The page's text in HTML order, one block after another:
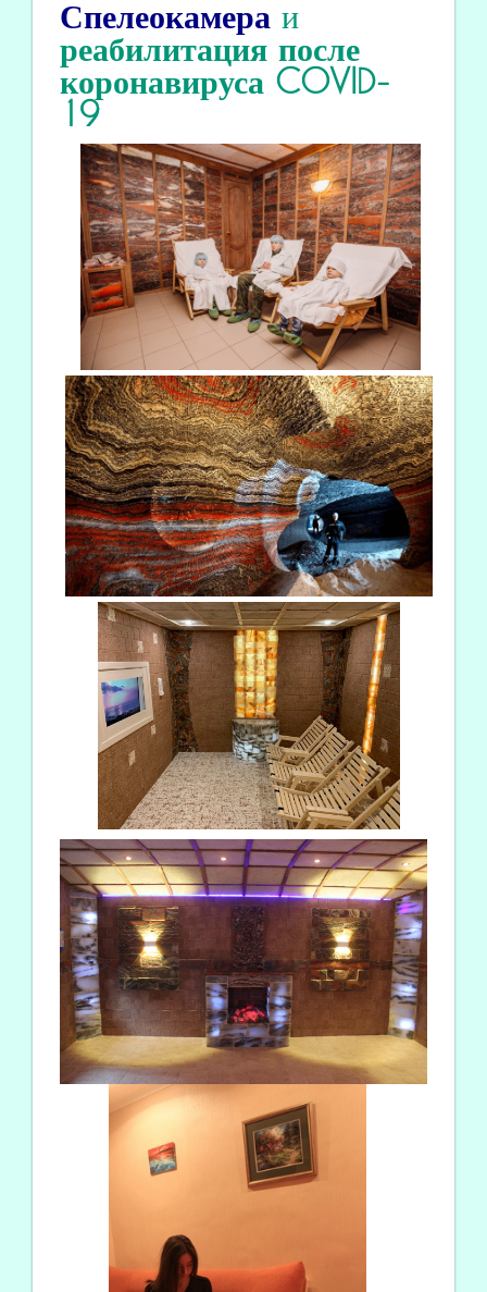
Спелеокамера и
реабилитацияпосле
коронавируса COVID-
19